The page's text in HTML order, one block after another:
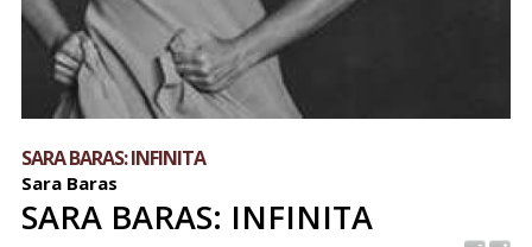
SARA BARAS: INFINITA
Sara Baras
SARA BARAS: INFINITA